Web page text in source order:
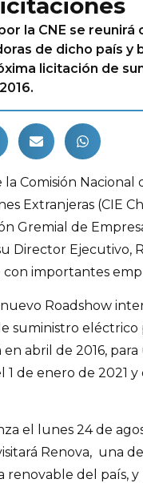
la CNE se reunirá
de dicho país y
licitación de
Comisión Nacional
Extranjeras (CIE
Gremial de
Director Ejecutivo,
con importantes
Roadshow
suministro
abril de 2016,
1 de enero de 2021 y
el lunes 24 de
Renova, una
renovable del país,